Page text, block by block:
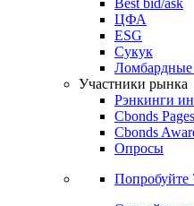
Ближайшие
Специальные
Кривые
Best bid/ask
ЦФА
ESG
Сукук
Ломбардные
Участники рынка
Рэнкинги
Cbonds Pages
Cbonds